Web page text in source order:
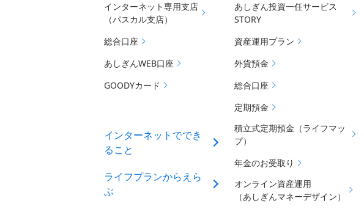
インターネット専用支店
（パスカル支店）
総合口座
あしぎんWEB口座
GOODYカード
インターネットででき
ること
ライフプランからえら
ぶ
あしぎん投資一任サービス
STORY
資産運用プラン
外貨預金
総合口座
定期預金
積立式定期預金（ライフマッ
プ）
年金のお受取り
オンライン資産運用
（あしぎんマネーデザイン）